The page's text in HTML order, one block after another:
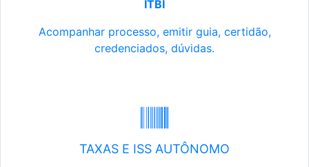
ITBI
Acompanhar processo, emitir guia, certidão,
credenciados, dúvidas.
TAXAS E ISS AUTÔNOMO